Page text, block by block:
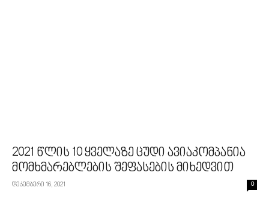
2021 წლის 10 ყველაზე ცუდი ავიაკომპანია
მომხმარებლების შეფასების მიხედვით
დეკემბერი 16, 2021 0